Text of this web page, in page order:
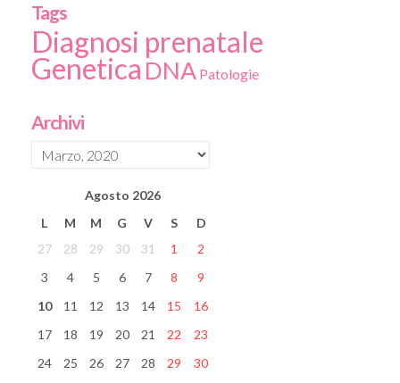
Tags
Diagnosi prenatale
Genetica DNA Patologie
Archivi
Agosto 2026
L
M M G V S
D
27
28 29 30 31 1
2
3
4 5 6 7 8
9
10
11 12 13 14 15
16
17
18 19 20 21 22
23
24
25 26 27 28 29
30